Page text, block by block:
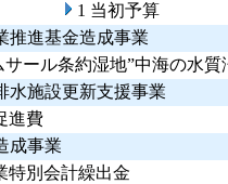
1 当初予算
推進基金造成事業
サール条約湿地”中海の水
水施設更新支援事業
進費
成事業
特別会計繰出金